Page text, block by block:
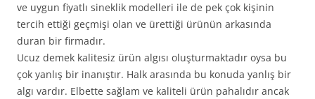
ve uygun fiyatlı sineklik modelleri ile de pek çok kişinin
tercih ettiği geçmişi olan ve ürettiği ürünün arkasında
duran bir firmadır.
Ucuz demek kalitesiz ürün algısı oluşturmaktadır oysa bu
çok yanlış bir inanıştır. Halk arasında bu konuda yanlış bir
algı vardır. Elbette sağlam ve kaliteli ürün pahalıdır ancak